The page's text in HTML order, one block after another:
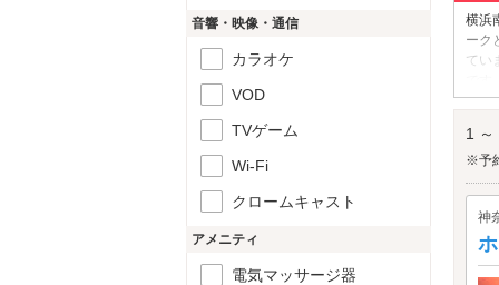
横浜
ーク
てい
横浜
1
※予
神
音響・映像・通信
カラオケ
VOD
TVゲーム
Wi-Fi
クロームキャスト
アメニティ
電気マッサージ器